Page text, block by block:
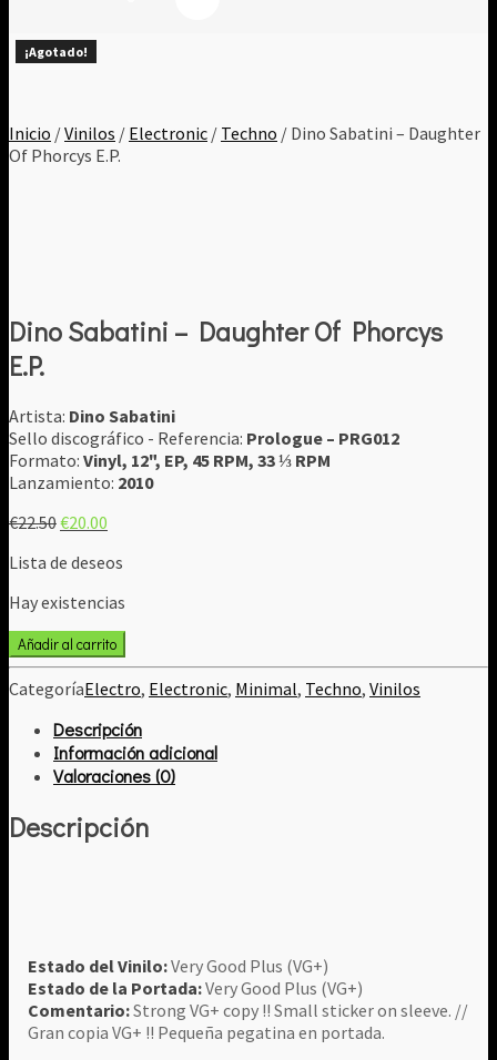
Inicio /Vinilos / Electronic / Techno / Dino Sabatini ‎– Daughter
Of Phorcys E.P.
Dino Sabatini ‎– Daughter Of Phorcys
E.P.
Artista: Dino Sabatini
Sello discográfico - Referencia: Prologue ‎– PRG012
Formato: Vinyl, 12", EP, 45 RPM, 33 ⅓ RPM
Lanzamiento: 2010
€22.50El
original
€22.50.
€20.00
actual
€20.00.
Lista de deseos
Hay existencias
Dino
Sabatini
‎–
Phorcys
Añadir al carrito
CategoríaElectro, Electronic, Minimal, Techno, Vinilos
Descripción
Información adicional
Valoraciones (0)
Descripción
Estado del Vinilo:Very Good Plus (VG+)
Estado de la Portada:Very Good Plus (VG+)
Comentario:Strong VG+ copy !! Small sticker on sleeve. //
Gran copia VG+ !! Pequeña pegatina en portada.
¡Agotado!
¡Agotado!
¡Agotado!
¡Agotado!
¡Agotado!